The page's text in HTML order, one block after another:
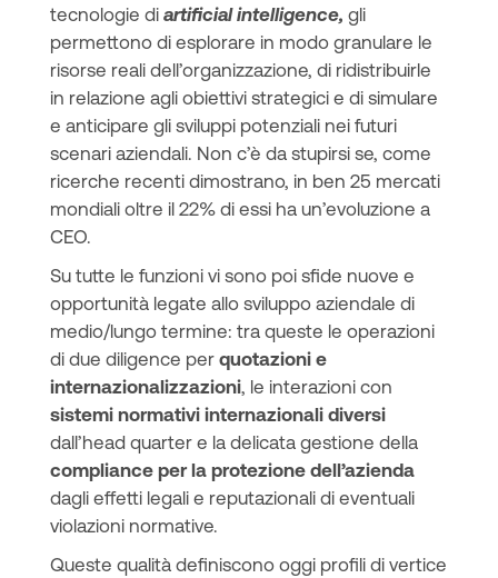
tecnologie di artificial intelligence, gli
permettono di esplorare in modo granulare le
risorse reali dell’organizzazione, di ridistribuirle
in relazione agli obiettivi strategici e di simulare
e anticipare gli sviluppi potenziali nei futuri
scenari aziendali. Non c’è da stupirsi se, come
ricerche recenti dimostrano, in ben 25 mercati
mondiali oltre il 22% di essi ha un’evoluzione a
CEO.
Su tutte le funzioni vi sono poi sfide nuove e
opportunità legate allo sviluppo aziendale di
medio/lungo termine: tra queste le operazioni
di due diligence per quotazioni e
internazionalizzazioni, le interazioni con
sistemi normativi internazionali diversi
dall’head quarter e la delicata gestione della
compliance per la protezione dell’azienda
dagli effetti legali e reputazionali di eventuali
violazioni normative.
Queste qualità definiscono oggi profili di vertice